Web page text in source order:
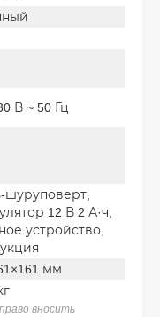
В ~ 50 Гц
шуруповерт,
12 В 2 А·ч,
устройство,
мм
вносить